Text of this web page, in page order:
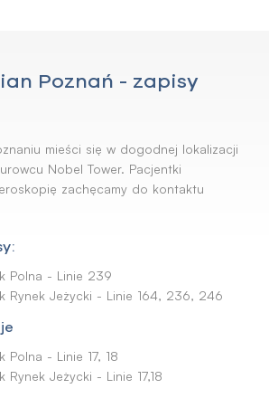
Poznań - zapisy
mieści się w dogodnej lokalizacji
Nobel Tower. Pacjentki
zachęcamy do kontaktu
Polna - Linie 239
Rynek Jeżycki - Linie 164, 236, 246
Polna - Linie 17, 18
Rynek Jeżycki - Linie 17,18